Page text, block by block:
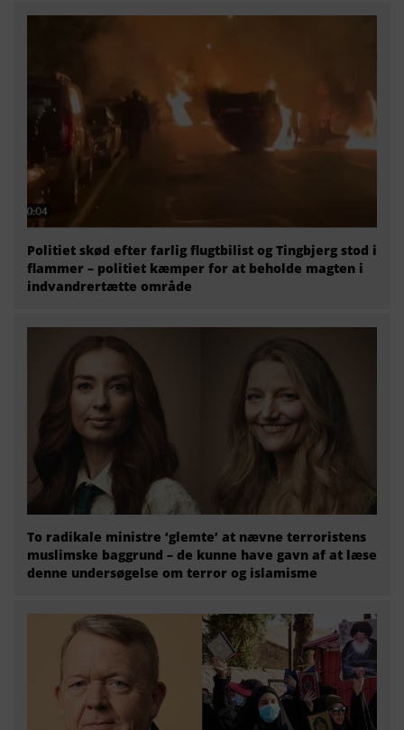
Politiet skød efter farlig flugtbilist og Tingbjerg stod i
flammer – politiet kæmper for at beholde magten i
indvandrertætte område
To radikale ministre ‘glemte’ at nævne terroristens
muslimske baggrund – de kunne have gavn af at læse
denne undersøgelse om terror og islamisme